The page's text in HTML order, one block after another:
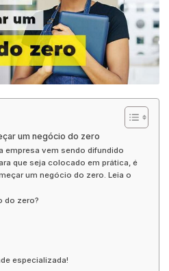
um negócio do zero
empresa vem sendo difundido
que seja colocado em prática, é
um negócio do zero. Leia o
do zero?
especializada!